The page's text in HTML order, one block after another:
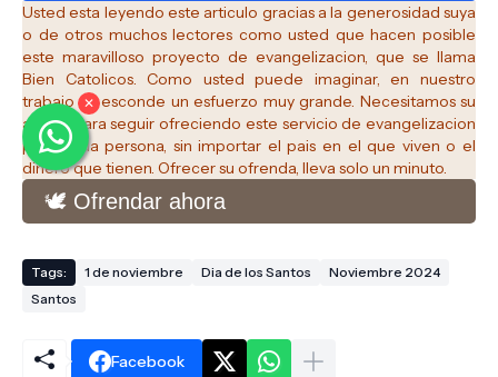
✕
Usted esta leyendo este articulo gracias a la generosidad suya
o de otros muchos lectores como usted que hacen posible
este maravilloso proyecto de evangelizacion, que se llama
Bien Catolicos.Como usted puede imaginar, en nuestro
trabajo se esconde un esfuerzo muy grande. Necesitamos su
apoyo para seguir ofreciendo este servicio de evangelizacion
para cada persona, sin importar el pais en el que viven o el
dinero que tienen. Ofrecer su ofrenda, lleva solo un minuto.
🕊️ Ofrendar ahora
Tags: 1 de noviembre Dia de los Santos
Noviembre 2024
Santos
Facebook